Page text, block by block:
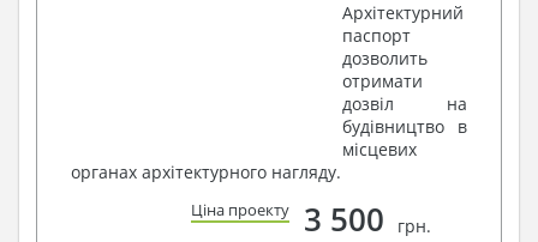
Архітектурний
паспорт
дозволить
отримати
дозвіл на
будівництво в
місцевих
органах архітектурного нагляду.
Ціна проекту 3 500 грн.